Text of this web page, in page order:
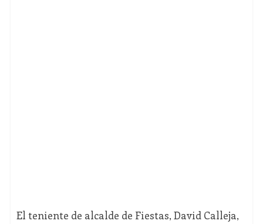
El teniente de alcalde de Fiestas, David Calleja,